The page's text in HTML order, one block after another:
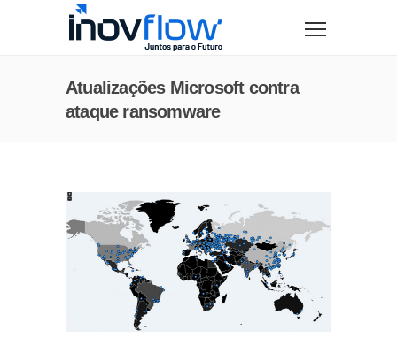
Atualizações Microsoft contra
ataque ransomware